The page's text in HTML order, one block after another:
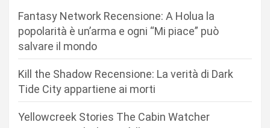
Fantasy Network Recensione: A Holua la
popolarità è un’arma e ogni “Mi piace” può
salvare il mondo
Kill the Shadow Recensione: La verità di Dark
Tide City appartiene ai morti
Yellowcreek Stories The Cabin Watcher